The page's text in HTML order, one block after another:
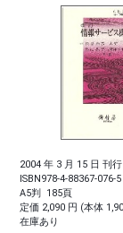
2004 年 3 月 15 日 刊行
ISBN978-4-88367-076-5
A5判 185頁
定価 2,090 円 (本体
在庫あり